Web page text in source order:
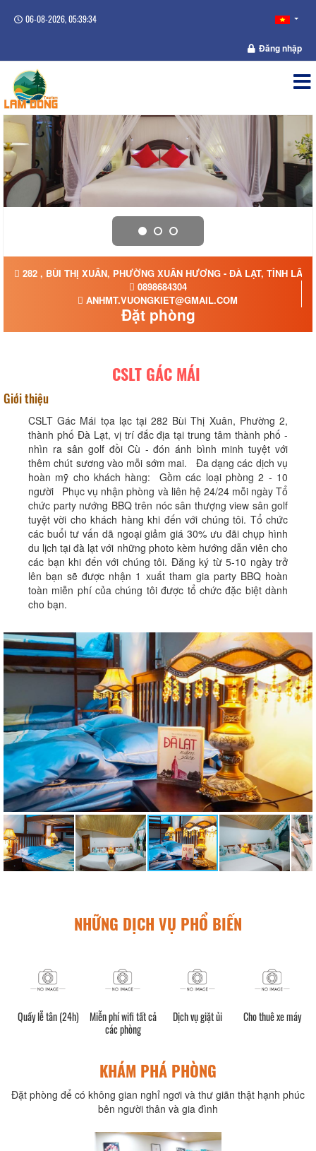
06-08-2026, 05:39:35
Đăng nhập
282 , BÙI THỊ XUÂN, PHƯỜNG XUÂN HƯƠNG - ĐÀ LẠT, TỈNH LÂM
0898684304
ANHMT.VUONGKIET@GMAIL.COM
Đặt phòng
CSLT GÁC MÁI
Giới thiệu
CSLT Gác Mái tọa lạc tại 282 Bùi Thị Xuân, Phường 2,
thành phố Đà Lạt, vị trí đắc địa tại trung tâm thành phố -
nhìn ra sân golf đồi Cù - đón ánh bình minh tuyệt với
thêm chút sương vào mỗi sớm mai. Đa dạng các dịch vụ
hoàn mỹ cho khách hàng: Gồm các loại phòng 2 - 10
người Phục vụ nhận phòng và liên hệ 24/24 mỗi ngày Tổ
chức party nướng BBQ trên nóc sân thượng view sân golf
tuyệt vời cho khách hàng khi đến với chúng tôi. Tổ chức
các buổi tư vấn dã ngoại giảm giá 30% ưu đãi chụp hình
du lịch tại đà lạt với những photo kèm hướng dẫn viên cho
các bạn khi đến với chúng tôi. Đăng ký từ 5-10 ngày trở
lên bạn sẽ được nhận 1 xuất tham gia party BBQ hoàn
toàn miễn phí của chúng tôi được tổ chức đặc biệt dành
cho bạn.
NHỮNG DỊCH VỤ PHỔ BIẾN
Quầy lễ tân (24h)
Miễn phí wifi tất cả
các phòng
Dịch vụ giặt ủi Cho thuê xe máy
KHÁM PHÁ PHÒNG
Đặt phòng để có không gian nghỉ ngơi và thư giãn thật hạnh phúc
bên người thân và gia đình